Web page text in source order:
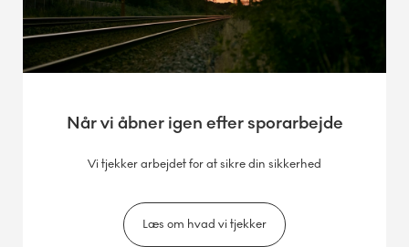
Når vi åbner igen efter sporarbejde
Vi tjekker arbejdet for at sikre din sikkerhed
Læs om hvad vi tjekker